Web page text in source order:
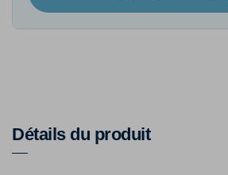
Détails du produit